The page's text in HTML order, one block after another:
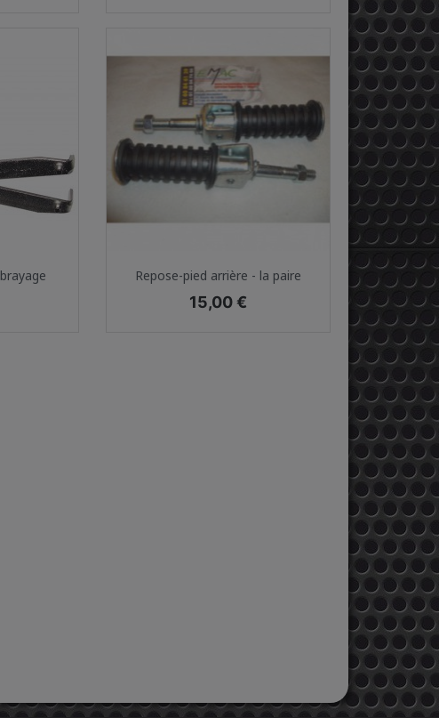
Aperçu rapide
Repose-pied arrière - la paire
Prix
15,00 €